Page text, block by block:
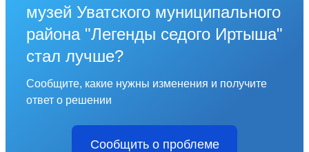
музей Уватского муниципального
района "Легенды седого Иртыша"
стал лучше?
Сообщите, какие нужны изменения и получите
ответ о решении
Сообщить о проблеме